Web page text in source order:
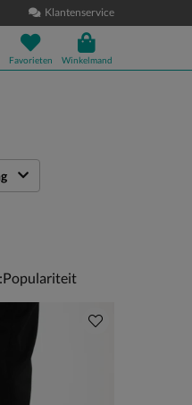
Klantenservice
Favorieten Winkelmand